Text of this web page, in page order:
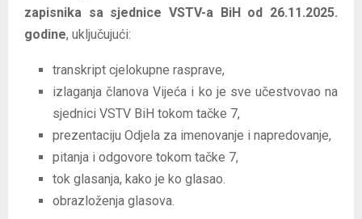
zapisnika sa sjednice VSTV-a BiH od 26.11.2025.
godine, uključujući:
transkript cjelokupne rasprave,
izlaganja članova Vijeća i ko je sve učestvovao na
sjednici VSTV BiH tokom tačke 7,
prezentaciju Odjela za imenovanje i napredovanje,
pitanja i odgovore tokom tačke 7,
tok glasanja, kako je ko glasao.
obrazloženja glasova.